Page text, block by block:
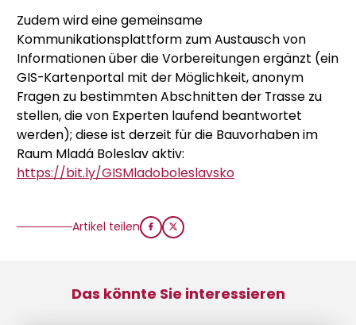
Zudem wird eine gemeinsame
Kommunikationsplattform zum Austausch von
Informationen über die Vorbereitungen ergänzt (ein
GIS-Kartenportal mit der Möglichkeit, anonym
Fragen zu bestimmten Abschnitten der Trasse zu
stellen, die von Experten laufend beantwortet
werden); diese ist derzeit für die Bauvorhaben im
Raum Mladá Boleslav aktiv:
https://bit.ly/GISMladoboleslavsko
Artikel teilen
Das könnte Sie interessieren